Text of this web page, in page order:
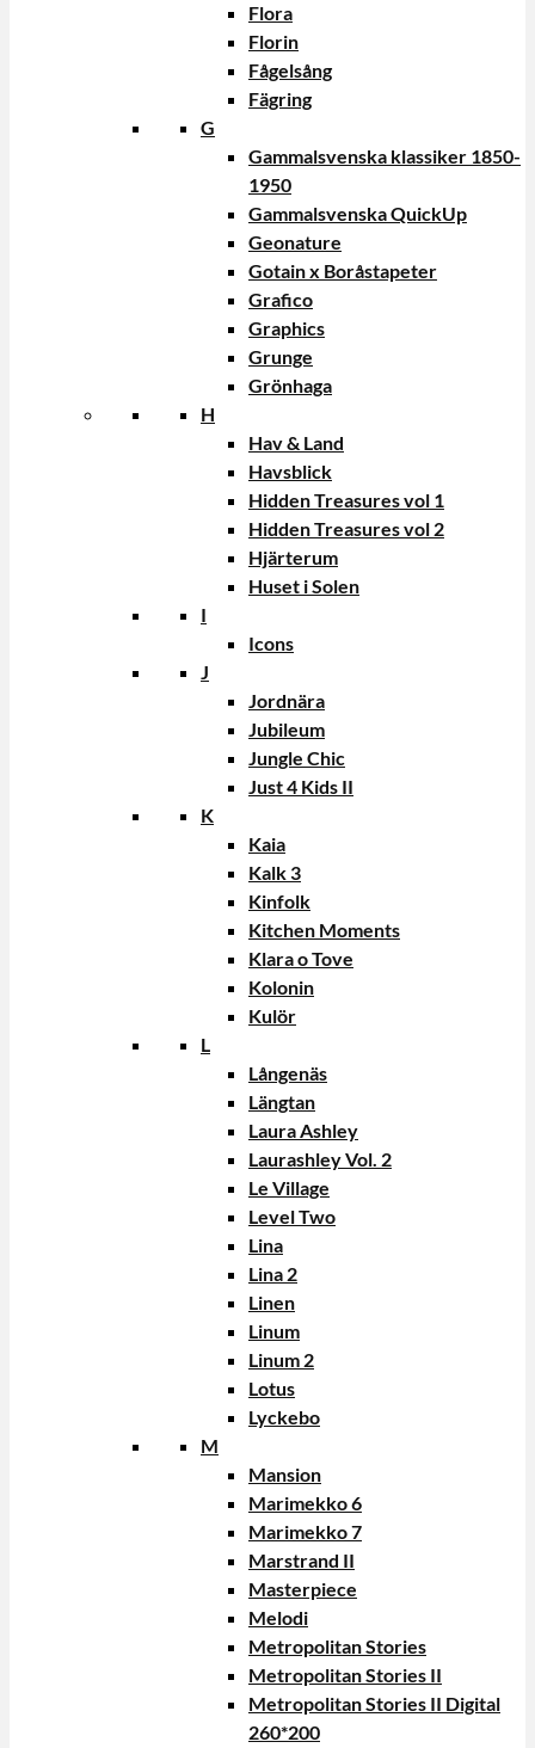
Flora
Florin
Fågelsång
Fägring
G
Gammalsvenska klassiker 1850-
1950
Gammalsvenska QuickUp
Geonature
Gotain x Boråstapeter
Grafico
Graphics
Grunge
Grönhaga
H
Hav & Land
Havsblick
Hidden Treasures vol 1
Hidden Treasures vol 2
Hjärterum
Huset i Solen
I
Icons
J
Jordnära
Jubileum
Jungle Chic
Just 4 Kids II
K
Kaia
Kalk 3
Kinfolk
Kitchen Moments
Klara o Tove
Kolonin
Kulör
L
Långenäs
Längtan
Laura Ashley
Laurashley Vol. 2
Le Village
Level Two
Lina
Lina 2
Linen
Linum
Linum 2
Lotus
Lyckebo
M
Mansion
Marimekko 6
Marimekko 7
Marstrand II
Masterpiece
Melodi
Metropolitan Stories
Metropolitan Stories II
Metropolitan Stories II Digital
260*200